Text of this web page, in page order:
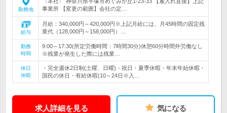
勤務地
事業所 【変更の範囲】会社の定…
給与
月給：340,000円～420,000円※上記月給には、月45時間の固定残
業代（128,000円～158,000円）…
勤務
時間
9:00～17:30(所定労働時間：7時間30分)休憩60分時間外労働なし
※残業が発生した際には残業…
休日
休暇
・完全週休2日制(土曜、日曜)・祝日・夏季休暇・年末年始休暇・
国民の休日・有給休暇(10～24日※入…
求人詳細を見る 気になる